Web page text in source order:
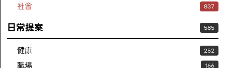
社會 837
日常提案 585
健康 252
166